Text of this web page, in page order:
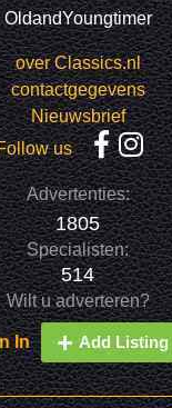
OldandYoungtimer
over Classics.nl
contactgegevens
Nieuwsbrief
us
Advertenties:
1805
Specialisten:
514
Wilt u adverteren?
In Add Listing